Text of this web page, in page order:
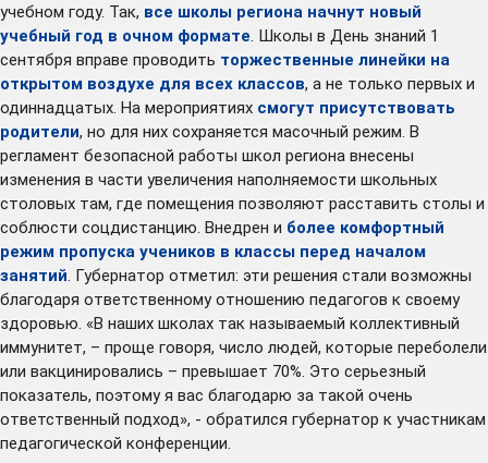
учебном году. Так, все школы региона начнут новый
учебный год в очном формате . Школы в День знаний 1
сентября вправе проводить торжественные линейки на
открытом воздухе для всех классов, а не только первых и
одиннадцатых. На мероприятиях смогут присутствовать
родители, но для них сохраняется масочный режим. В
регламент безопасной работы школ региона внесены
изменения в части увеличения наполняемости школьных
столовых там, где помещения позволяют расставить столы и
соблюсти соцдистанцию. Внедрен и более комфортный
режим пропуска учеников в классы перед началом
занятий . Губернатор отметил: эти решения стали возможны
благодаря ответственному отношению педагогов к своему
здоровью. «В наших школах так называемый коллективный
иммунитет, – проще говоря, число людей, которые переболели
или вакцинировались – превышает 70%. Это серьезный
показатель, поэтому я вас благодарю за такой очень
ответственный подход», - обратился губернатор к участникам
педагогической конференции.